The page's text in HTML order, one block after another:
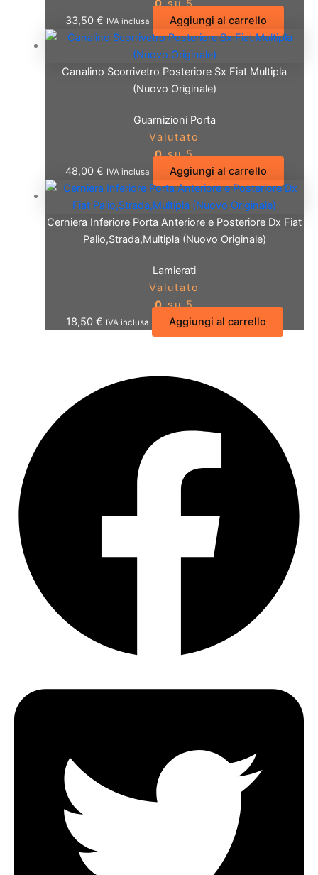
0su 5
33,50 € IVA inclusa Aggiungi al carrello
Canalino Scorrivetro Posteriore Sx Fiat Multipla
(Nuovo Originale)
Guarnizioni Porta
Valutato
0su 5
48,00 € IVA inclusa Aggiungi al carrello
Cerniera Inferiore Porta Anteriore e Posteriore Dx Fiat
Palio,Strada,Multipla (Nuovo Originale)
Lamierati
Valutato
0su 5
18,50 € IVA inclusa Aggiungi al carrello